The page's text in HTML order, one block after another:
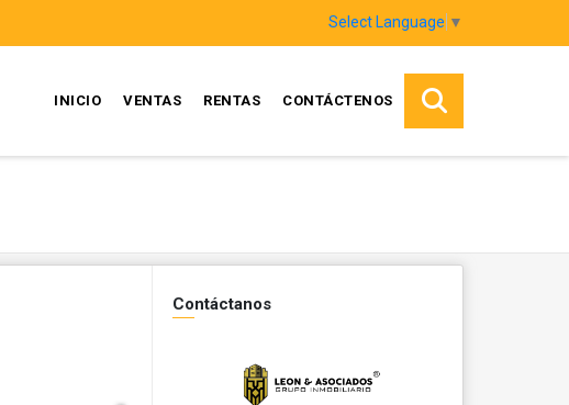
Select Language ▼
INICIO VENTAS RENTAS CONTÁCTENOS
Contáctanos